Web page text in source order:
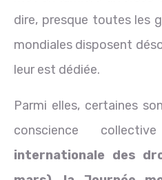
dire, presque toutes les
mondiales disposent
leur est dédiée.
Parmi elles, certaines
conscience
internationale des